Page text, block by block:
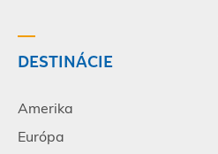
DESTINÁCIE
Amerika
Európa